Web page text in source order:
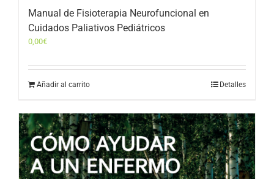
Manual de Fisioterapia Neurofuncional en
Cuidados Paliativos Pediátricos
0,00€
Añadir al carrito Detalles